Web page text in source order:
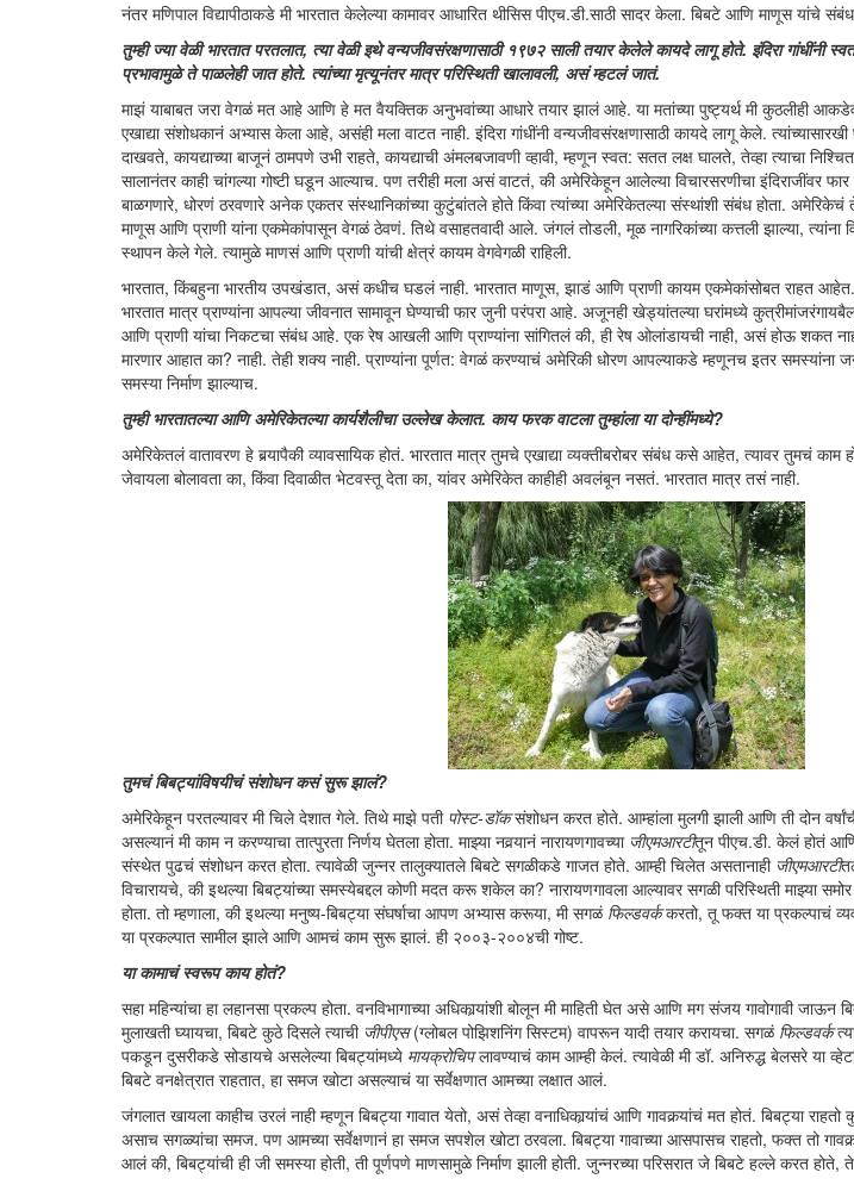
नंतर मणिपाल विद्यापीठाकडे मी भारतात केलेल्या कामावर आधारित थीसिस पीएच.डी.साठी सादर केला. बिबटे आणि माणूस यांचे
तुम्ही ज्या वेळी भारतात परतलात, त्या वेळी इथे वन्यजीवसंरक्षणासाठी १९७२ साली तयार केलेले कायदे लागू होते. इंदिरा गांधींनी
प्रभावामुळे ते पाळलेही जात होते. त्यांच्या मृत्यूनंतर मात्र परिस्थिती खालावली, असं म्हटलं जातं.
माझं याबाबत जरा वेगळं मत आहे आणि हे मत वैयक्तिक अनुभवांच्या आधारे तयार झालं आहे. या मतांच्या पुष्ट्यर्थ मी कुठलीही
एखाद्या संशोधकानं अभ्यास केला आहे, असंही मला वाटत नाही. इंदिरा गांधींनी वन्यजीवसंरक्षणासाठी कायदे लागू केले.
दाखवते, कायद्याच्या बाजूनं ठामपणे उभी राहते, कायद्याची अंमलबजावणी व्हावी, म्हणून स्वत: सतत लक्ष घालते, तेव्हा त्याचा
सालानंतर काही चांगल्या गोष्टी घडून आल्याच. पण तरीही मला असं वाटतं, की अमेरिकेहून आलेल्या विचारसरणीचा इंदिराजींवर फार
बाळगणारे, धोरणं ठरवणारे अनेक एकतर संस्थानिकांच्या कुटुंबांतले होते किंवा त्यांच्या अमेरिकेतल्या संस्थांशी संबंध होता.
माणूस आणि प्राणी यांना एकमेकांपासून वेगळं ठेवणं. तिथे वसाहतवादी आले. जंगलं तोडली, मूळ नागरिकांच्या कत्तली झाल्या,
स्थापन केले गेले. त्यामुळे माणसं आणि प्राणी यांची क्षेत्रं कायम वेगवेगळी राहिली.
भारतात, किंबहुना भारतीय उपखंडात, असं कधीच घडलं नाही. भारतात माणूस, झाडं आणि प्राणी कायम एकमेकांसोबत राहत
भारतात मात्र प्राण्यांना आपल्या जीवनात सामावून घेण्याची फार जुनी परंपरा आहे. अजूनही खेड्यांतल्या घरांमध्ये
आणि प्राणी यांचा निकटचा संबंध आहे. एक रेष आखली आणि प्राण्यांना सांगितलं की, ही रेष ओलांडायची नाही, असं होऊ शकत नाही.
मारणार आहात का? नाही. तेही शक्य नाही. प्राण्यांना पूर्णत: वेगळं करण्याचं अमेरिकी धोरण आपल्याकडे म्हणूनच इतर समस्यांना
समस्या निर्माण झाल्याच.
तुम्ही भारतातल्या आणि अमेरिकेतल्या कार्यशैलीचा उल्लेख केलात. काय फरक वाटला तुम्हांला या दोन्हींमध्ये?
अमेरिकेतलं वातावरण हे बर्‍यापैकी व्यावसायिक होतं. भारतात मात्र तुमचे एखाद्या व्यक्तीबरोबर संबंध कसे आहेत, त्यावर तुमचं काम
जेवायला बोलावता का, किंवा दिवाळीत भेटवस्तू देता का, यांवर अमेरिकेत काहीही अवलंबून नसतं. भारतात मात्र तसं नाही.
तुमचं बिबट्यांविषयीचं संशोधन कसं सुरू झालं?
अमेरिकेहून परतल्यावर मी चिले देशात गेले. तिथे माझे पती पोस्ट-डॉकसंशोधन करत होते. आम्हांला मुलगी झाली आणि ती दोन
असल्यानं मी काम न करण्याचा तात्पुरता निर्णय घेतला होता. माझ्या नवर्‍यानं नारायणगावच्या जीएमआरटीतून पीएच.डी. केलं होतं
संस्थेत पुढचं संशोधन करत होता. त्यावेळी जुन्नर तालुक्यातले बिबटे सगळीकडे गाजत होते. आम्ही चिलेत असतानाही जीएमआरटी
विचारायचे, की इथल्या बिबट्यांच्या समस्येबद्दल कोणी मदत करू शकेल का? नारायणगावला आल्यावर सगळी परिस्थिती माझ्या
होता. तो म्हणाला, की इथल्या मनुष्य-बिबट्या संघर्षाचा आपण अभ्यास करूया, मी सगळं फिल्डवर्ककरतो, तू फक्त या प्रकल्पाचं
या प्रकल्पात सामील झाले आणि आमचं काम सुरू झालं. ही २००३-२००४ची गोष्ट.
या कामाचं स्वरूप काय होतं?
सहा महिन्यांचा हा लहानसा प्रकल्प होता. वनविभागाच्या अधिकार्‍यांशी बोलून मी माहिती घेत असे आणि मग संजय गावोगावी जाऊन
मुलाखती घ्यायचा, बिबटे कुठे दिसले त्याची जीपीएस(ग्लोबल पोझिशनिंग सिस्टम) वापरून यादी तयार करायचा. सगळं फिल्डवर्क
पकडून दुसरीकडे सोडायचे असलेल्या बिबट्यांमध्ये मायक्रोचिपलावण्याचं काम आम्ही केलं. त्यावेळी मी डॉ. अनिरुद्ध बेलसरे या
बिबटे वनक्षेत्रात राहतात, हा समज खोटा असल्याचं या सर्वेक्षणात आमच्या लक्षात आलं.
जंगलात खायला काहीच उरलं नाही म्हणून बिबट्या गावात येतो, असं तेव्हा वनाधिकार्‍यांचं आणि गावकर्‍यांचं मत होतं. बिबट्या
असाच सगळ्यांचा समज. पण आमच्या सर्वेक्षणानं हा समज सपशेल खोटा ठरवला. बिबट्या गावाच्या आसपासच राहतो, फक्त तो
आलं की, बिबट्यांची ही जी समस्या होती, ती पूर्णपणे माणसामुळे निर्माण झाली होती. जुन्नरच्या परिसरात जे बिबटे हल्ले करत